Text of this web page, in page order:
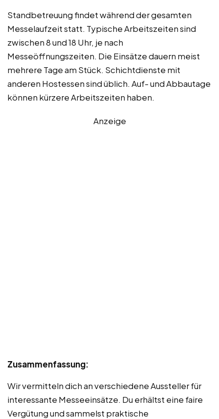
Standbetreuung findet während der gesamten
Messelaufzeit statt. Typische Arbeitszeiten sind
zwischen 8 und 18 Uhr, je nach
Messeöffnungszeiten. Die Einsätze dauern meist
mehrere Tage am Stück. Schichtdienste mit
anderen Hostessen sind üblich. Auf- und Abbautage
können kürzere Arbeitszeiten haben.
Anzeige
Zusammenfassung:
Wir vermitteln dich an verschiedene Aussteller für
interessante Messeeinsätze. Du erhältst eine faire
Vergütung und sammelst praktische